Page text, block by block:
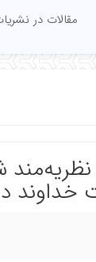
مقالات در